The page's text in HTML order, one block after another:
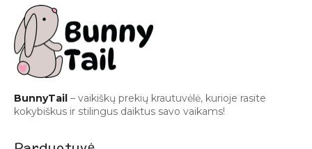
BunnyTail – vaikiškų prekių krautuvėlė, kurioje rasite
kokybiškus ir stilingus daiktus savo vaikams!